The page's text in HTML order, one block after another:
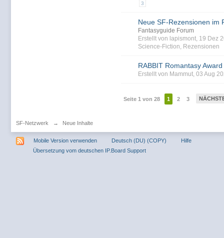
3
Neue SF-Rezensionen im
Fantasyguide Forum
Erstellt von lapismont, 19 Dez
Science-Fiction, Rezensionen
RABBIT Romantasy Award
Erstellt von Mammut, 03 Aug
Seite 1 von 28 1 2 3
SF-Netzwerk → Neue Inhalte
Mobile Version verwenden Deutsch (DU) (COPY)
Hilfe
Übersetzung vom deutschen IP.Board Support